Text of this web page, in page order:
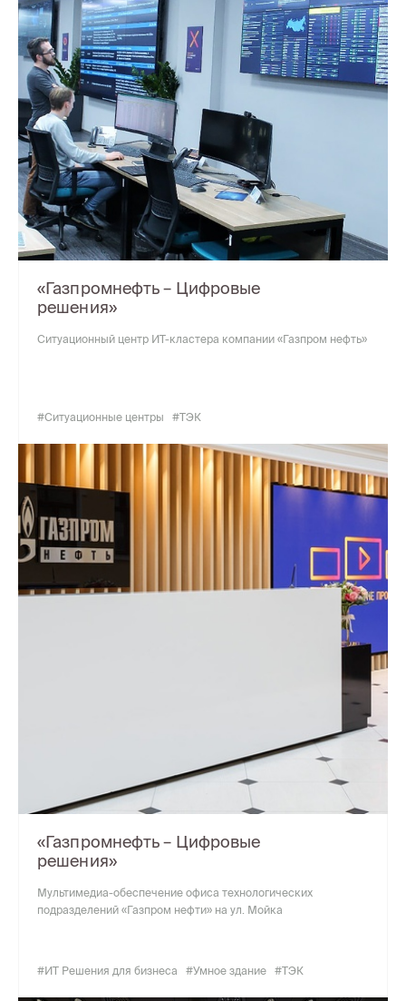
«Газпромнефть – Цифровые
решения»
Ситуационный центр ИТ-кластера компании «Газпром нефть»
#Ситуационные центры #ТЭК
«Газпромнефть – Цифровые
решения»
Мультимедиа-обеспечение офиса технологических
подразделений «Газпром нефти» на ул. Мойка
#ИТ Решения для бизнеса #Умное здание #ТЭК